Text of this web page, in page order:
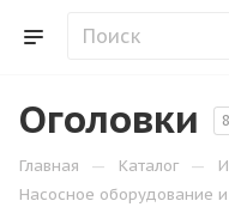
Оголовки 8
Главная — Каталог —
Насосное оборудование